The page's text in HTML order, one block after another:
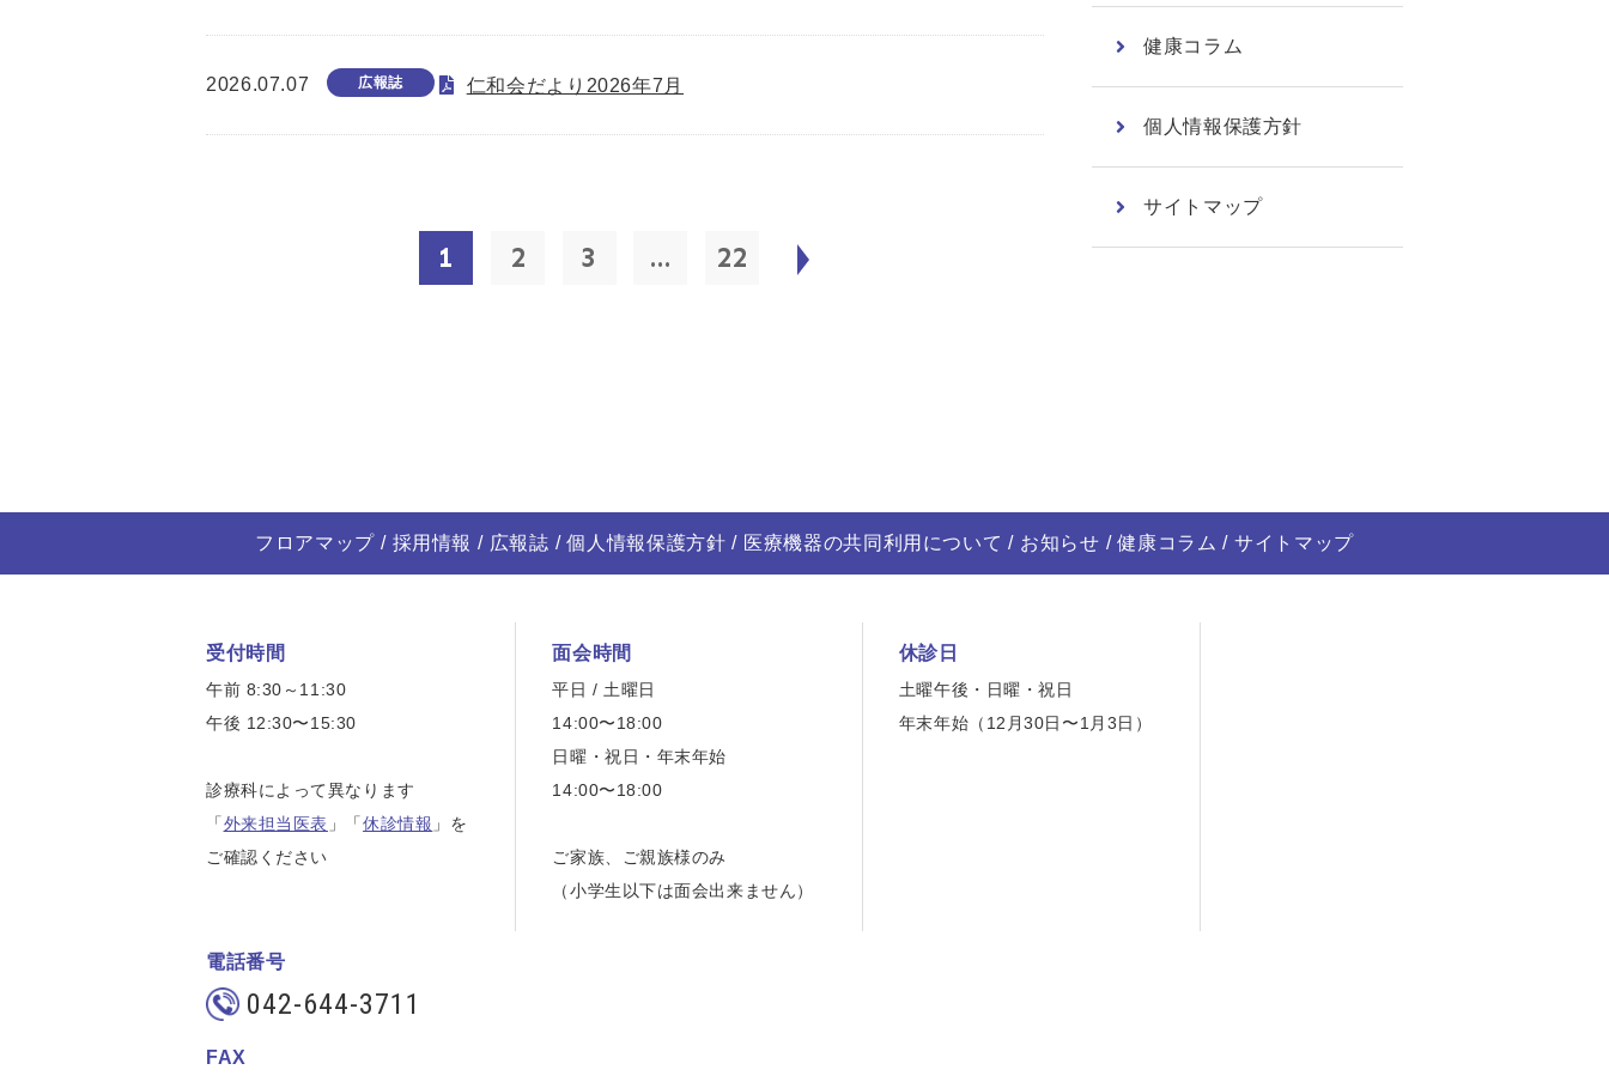
2026.07.07 広報誌 仁和会だより2026年7月
1 2 3 ... 22
健康コラム
個人情報保護方針
サイトマップ
フロアマップ 採用情報 広報誌 個人情報保護方針 医療機器の共同利用について お知らせ 健康コラム サイトマップ
受付時間
午前 8:30～11:30
午後 12:30〜15:30
診療科によって異なります
「外来担当医表 」「休診情報 」を
ご確認ください
面会時間
平日 / 土曜日
14:00〜18:00
日曜・祝日・年末年始
14:00〜18:00
ご家族、ご親族様のみ
（小学生以下は面会出来ません）
休診日
土曜午後・日曜・祝日
年末年始（12月30日〜1月3日）
電話番号
042-644-3711
FAX